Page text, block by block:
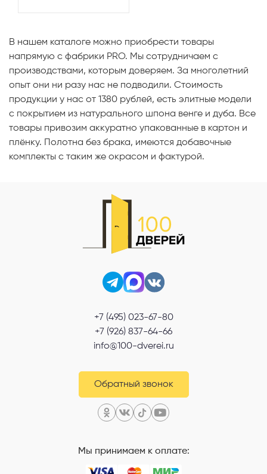
В нашем каталоге можно приобрести товары
напрямую с фабрики PRO. Мы сотрудничаем с
производствами, которым доверяем. За многолетний
опыт они ни разу нас не подводили. Стоимость
продукции у нас от 1380 рублей, есть элитные модели
с покрытием из натурального шпона венге и дуба. Все
товары привозим аккуратно упакованные в картон и
плёнку. Полотна без брака, имеются добавочные
комплекты с таким же окрасом и фактурой.
+7 (495) 023-67-80
+7 (926) 837-64-66
info@100-dverei.ru
Обратный звонок
Мы принимаем к оплате: